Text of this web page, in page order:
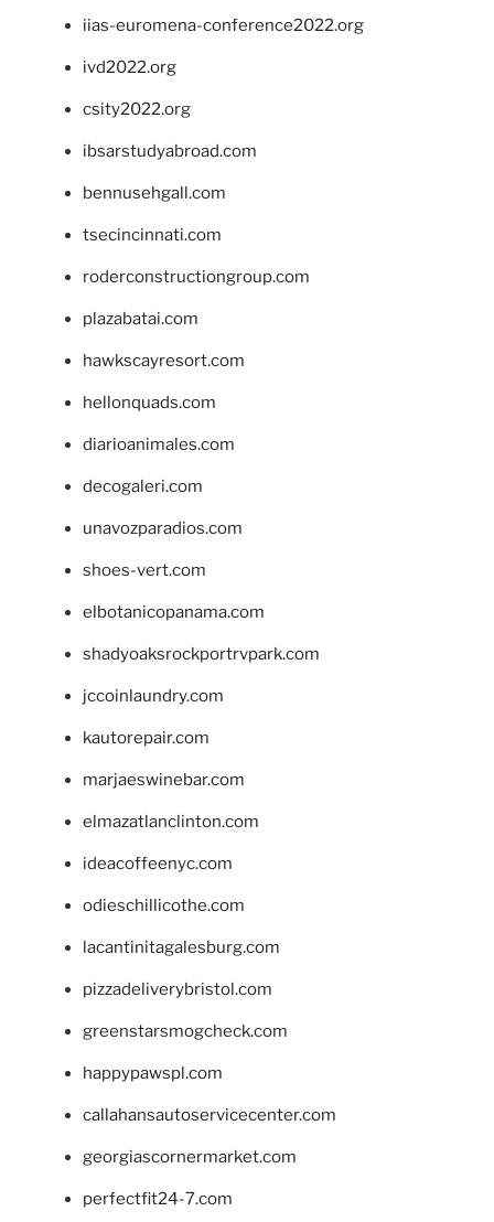
iias-euromena-conference2022.org
ivd2022.org
csity2022.org
ibsarstudyabroad.com
bennusehgall.com
tsecincinnati.com
roderconstructiongroup.com
plazabatai.com
hawkscayresort.com
hellonquads.com
diarioanimales.com
decogaleri.com
unavozparadios.com
shoes-vert.com
elbotanicopanama.com
shadyoaksrockportrvpark.com
jccoinlaundry.com
kautorepair.com
marjaeswinebar.com
elmazatlanclinton.com
ideacoffeenyc.com
odieschillicothe.com
lacantinitagalesburg.com
pizzadeliverybristol.com
greenstarsmogcheck.com
happypawspl.com
callahansautoservicecenter.com
georgiascornermarket.com
perfectfit24-7.com